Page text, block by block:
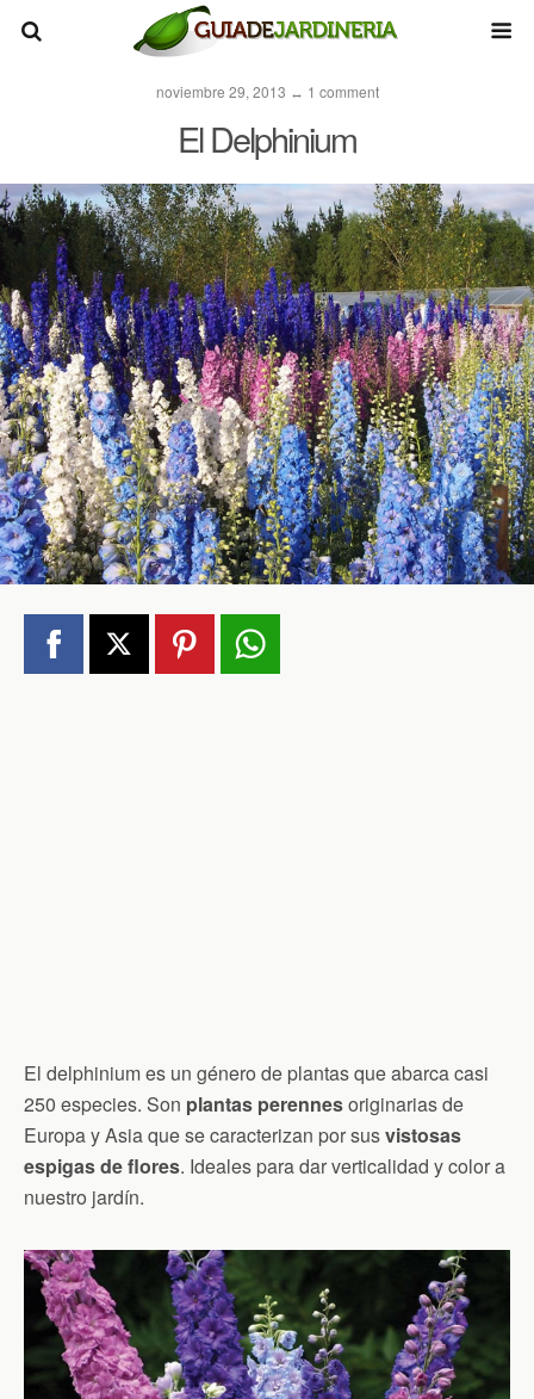
noviembre 29, 2013 ↔ 1 comment
El Delphinium
El delphinium es un género de plantas que abarca casi
250 especies. Son plantas perennesoriginarias de
Europa y Asia que se caracterizan por susvistosas
espigas de flores. Ideales para dar verticalidad y color a
nuestro jardín.